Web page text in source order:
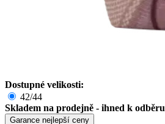
Dostupné velikosti:
42/44
Skladem na prodejně - ihned k odběru
Garance nejlepší ceny